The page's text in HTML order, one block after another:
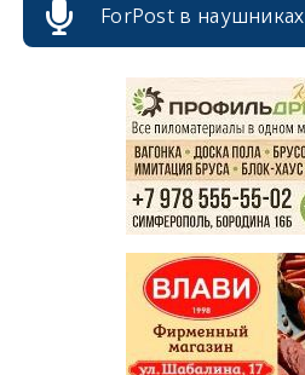
ForPost в наушниках